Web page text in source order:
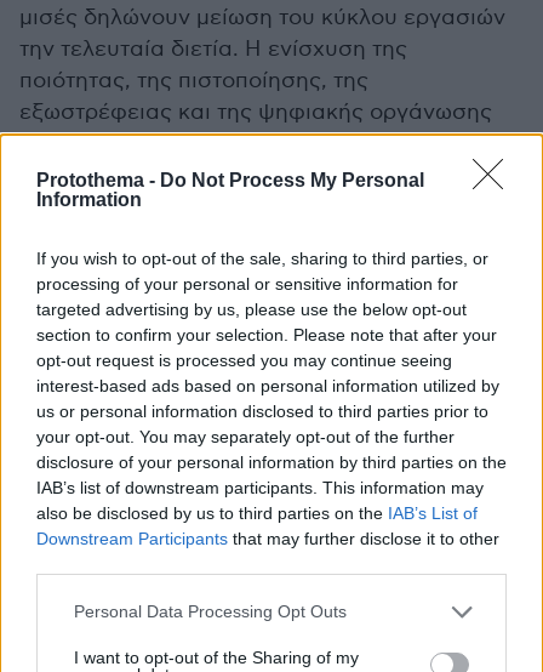
Protothema - Do Not Process My Personal
Information
If you wish to opt-out of the sale, sharing to third parties, or
processing of your personal or sensitive information for
targeted advertising by us, please use the below opt-out
section to confirm your selection. Please note that after your
opt-out request is processed you may continue seeing
interest-based ads based on personal information utilized by
us or personal information disclosed to third parties prior to
your opt-out. You may separately opt-out of the further
disclosure of your personal information by third parties on the
IAB’s list of downstream participants. This information may
also be disclosed by us to third parties on the IAB’s List of
Downstream Participants that may further disclose it to other
Please note that this website/app uses one or more Google
not limited to your visit or usage behaviour. You may click to
Personal Data Processing Opt Outs
I want to opt-out of the Sharing of my
μισές δηλώνουν μείωση του κύκλου εργασιών
την τελευταία διετία. Η ενίσχυση της
ποιότητας, της πιστοποίησης, της
εξωστρέφειας και της ψηφιακής οργάνωσης
της παραγωγής προβάλλει ως βασική
προϋπόθεση για τη διατήρηση της
ανταγωνιστικότητας.
Τελικά, η εικόνα που προκύπτει από τους εννέα
κλάδους δείχνει ότι η ελληνική βιοτεχνία
εισέρχεται σε μια νέα φάση. Οι επιχειρήσεις
που επενδύουν στις δεξιότητες, στις
πιστοποιήσεις, στις ψηφιακές τεχνολογίες και
στην παραγωγή προϊόντων υψηλής
προστιθέμενης αξίας αποκτούν σαφές
ανταγωνιστικό πλεονέκτημα.
και μάθετε πρώτοι όλες τις ειδήσεις